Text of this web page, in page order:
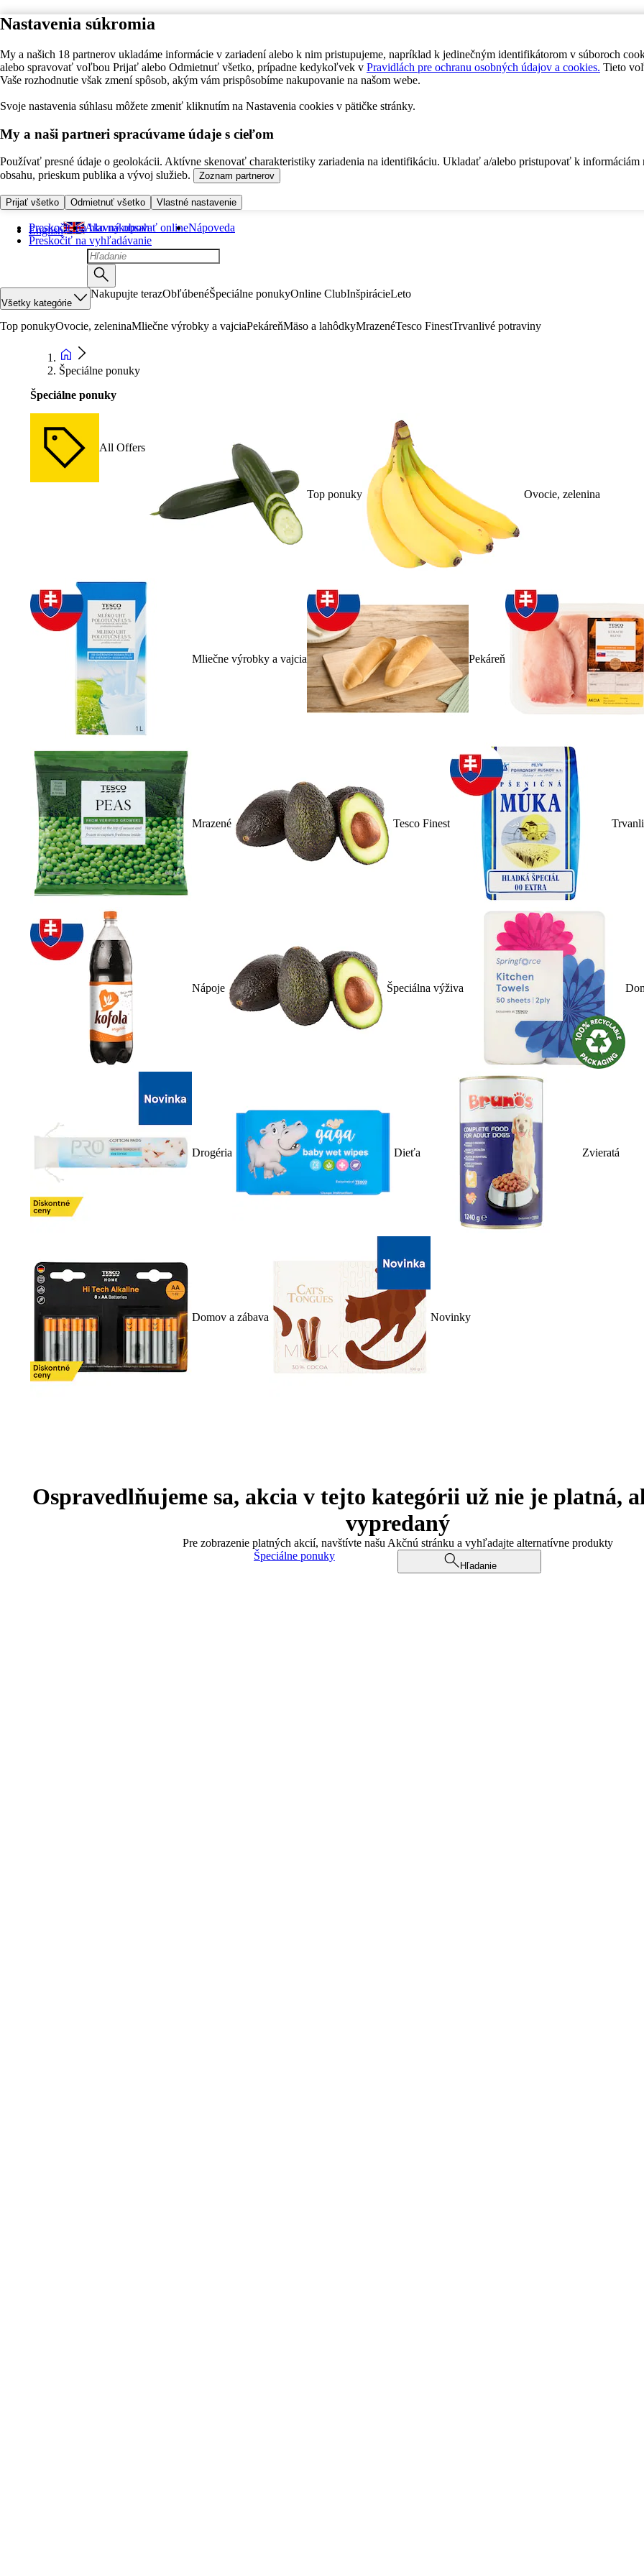
Nastavenia súkromia
My a našich 18 partnerov ukladáme informácie v zariadení alebo k nim pristupujeme, napríklad k jedinečným identifikátorom v súboroch
alebo spravovať voľbou Prijať alebo Odmietnuť všetko, prípadne kedykoľvek v Pravidlách pre ochranu osobných údajov a cookies. Tieto
Vaše rozhodnutie však zmení spôsob, akým vám prispôsobíme nakupovanie na našom webe.
Svoje nastavenia súhlasu môžete zmeniť kliknutím na Nastavenia cookies v pätičke stránky.
My a naši partneri spracúvame údaje s cieľom
Používať presné údaje o geolokácii. Aktívne skenovať charakteristiky zariadenia na identifikáciu. Ukladať a/alebo pristupovať k informáciám
obsahu, prieskum publika a vývoj služieb.
Zoznam partnerov
Prijať všetko Odmietnuť všetko Vlastné nastavenie
Preskočiť na hlavný obsah
Preskočiť na vyhľadávanie
English Ako nakupovať onlineNápoveda
Všetky kategórie
Nakupujte terazObľúbenéŠpeciálne ponukyOnline ClubInšpirácieLeto
Top ponukyOvocie, zeleninaMliečne výrobky a vajciaPekáreňMäso a lahôdkyMrazenéTesco FinestTrvanlivé potraviny
Špeciálne ponuky
Špeciálne ponuky
All Offers
Top ponuky Ovocie, zelenina
Mliečne výrobky a vajcia Pekáreň
Mrazené Tesco Finest
Nápoje Špeciálna výživa
Drogéria Dieťa Zvieratá
Domov a zábava Novinky
Ospravedlňujeme sa, akcia v tejto kategórii už nie je platná,
vypredaný
Pre zobrazenie platných akcií, navštívte našu Akčnú stránku a vyhľadajte alternatívne produkty
Špeciálne ponuky
Hľadanie